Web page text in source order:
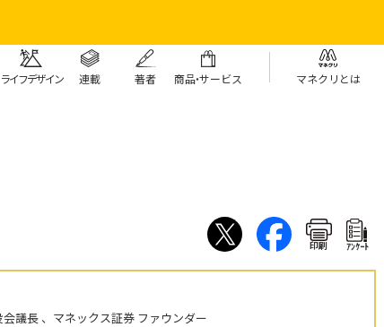
ライフデザイン 連載 著者 商品・サービス マネクリとは
印刷 ｱﾝｹｰﾄ
議長 、マネックス証券 ファウンダー